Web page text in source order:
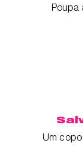
Poupa
Um